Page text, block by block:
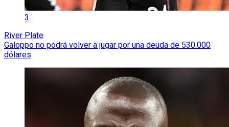
3
River Plate
Galoppo no podrá volver a jugar por una deuda de 530.000
dólares